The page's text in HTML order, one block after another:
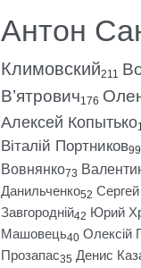
Антон
Климовский211
В’ятрович176
Алексей Копытько
Віталій Портников99
Вовнянко73
Данильченко52
Завгородній42 Юрий
Машовець40 Олексій
Прозапас35 Денис